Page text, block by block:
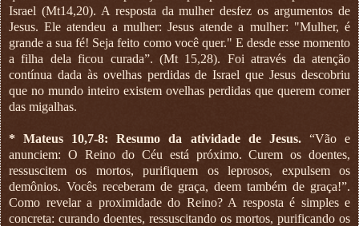
Israel (Mt14,20). A resposta da mulher desfez os argumentos de
Jesus. Ele atendeu a mulher: Jesus atende a mulher: "Mulher, é
grande a sua fé! Seja feito como você quer." E desde esse momento
a filha dela ficou curada”. (Mt 15,28). Foi através da atenção
contínua dada às ovelhas perdidas de Israel que Jesus descobriu
que no mundo inteiro existem ovelhas perdidas que querem comer
das migalhas.
* Mateus 10,7-8: Resumo da atividade de Jesus. “Vão e
anunciem: O Reino do Céu está próximo. Curem os doentes,
ressuscitem os mortos, purifiquem os leprosos, expulsem os
demônios. Vocês receberam de graça, deem também de graça!”.
Como revelar a proximidade do Reino? A resposta é simples e
concreta: curando doentes, ressuscitando os mortos, purificando os